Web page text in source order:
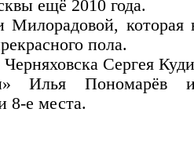
ещё 2010 года.
которая
пола.
Сергея
Илья Пономарёв
8-е места.